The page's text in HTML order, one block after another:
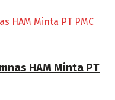
HAM Minta PT